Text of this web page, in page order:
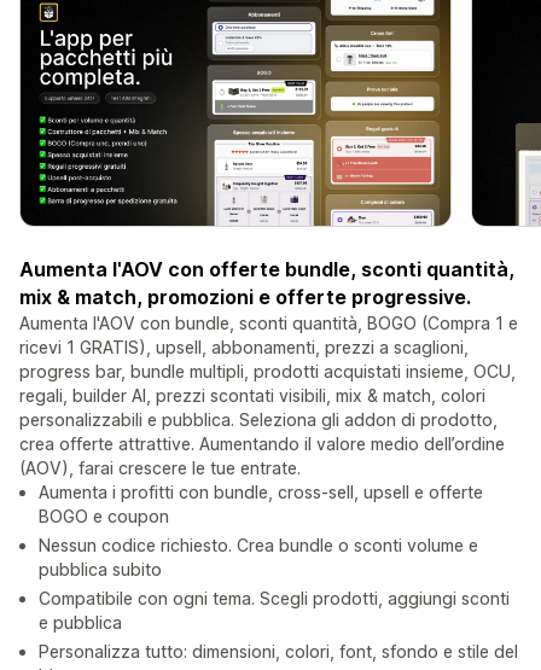
Aumenta l'AOV con offerte bundle, sconti quantità,
mix & match, promozioni e offerte progressive.
Aumenta l'AOV con bundle, sconti quantità, BOGO (Compra 1 e
ricevi 1 GRATIS), upsell, abbonamenti, prezzi a scaglioni,
progress bar, bundle multipli, prodotti acquistati insieme, OCU,
regali, builder AI, prezzi scontati visibili, mix & match, colori
personalizzabili e pubblica. Seleziona gli addon di prodotto,
crea offerte attrattive. Aumentando il valore medio dell’ordine
(AOV), farai crescere le tue entrate.
Aumenta i profitti con bundle, cross-sell, upsell e offerte
BOGO e coupon
Nessun codice richiesto. Crea bundle o sconti volume e
pubblica subito
Compatibile con ogni tema. Scegli prodotti, aggiungi sconti
e pubblica
Personalizza tutto: dimensioni, colori, font, sfondo e stile del